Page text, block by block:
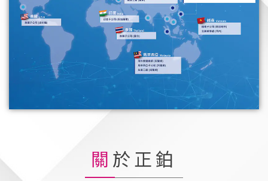
關於正鉑